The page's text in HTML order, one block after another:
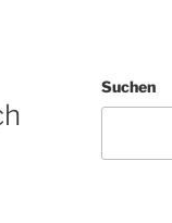
Suchen